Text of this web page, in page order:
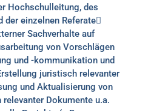
Hochschulleitung, des
der einzelnen Referate
Sachverhalte auf
von Vorschlägen
und -kommunikation und
juristisch relevanter
und Aktualisierung von
Dokumente u.a.